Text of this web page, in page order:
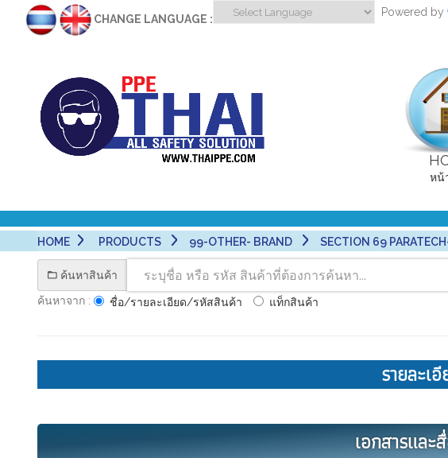
CHANGE LANGUAGE :
Powered by
หน้
HOME PRODUCTS 99-OTHER- BRAND SECTION 69
ค้นหาสินค้า
ค้นหาจาก :
ชื่อ/รายละเอียด/รหัสสินค้า แท็กสินค้า
รายละเ
เอกสารแล